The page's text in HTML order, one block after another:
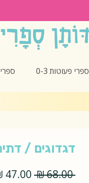
ספרי פעוטות 0-3
דגדוגים /
‏68.00 ‏₪
מחיר